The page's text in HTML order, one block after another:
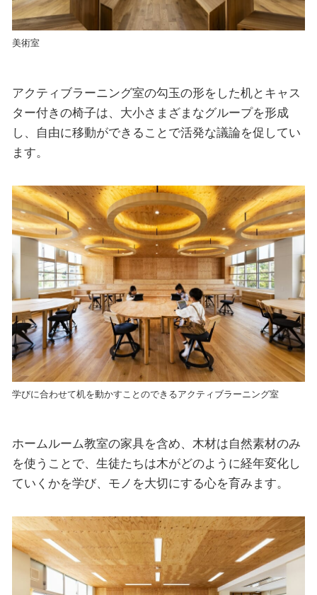
美術室
アクティブラーニング室の勾玉の形をした机とキャス
ター付きの椅子は、大小さまざまなグループを形成
し、自由に移動ができることで活発な議論を促してい
ます。
学びに合わせて机を動かすことのできるアクティブラーニング室
ホームルーム教室の家具を含め、木材は自然素材のみ
を使うことで、生徒たちは木がどのように経年変化し
ていくかを学び、モノを大切にする心を育みます。